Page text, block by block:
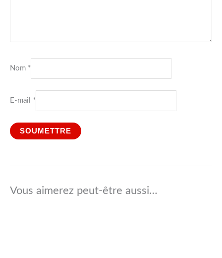
Nom *
E-mail *
Vous aimerez peut-être aussi…